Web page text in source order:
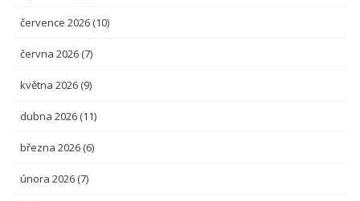
července 2026 (10)
června 2026 (7)
května 2026 (9)
dubna 2026 (11)
března 2026 (6)
února 2026 (7)